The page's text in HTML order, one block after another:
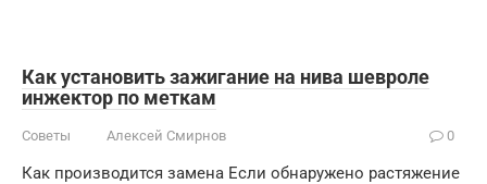
Как установить зажигание на нива шевроле
инжектор по меткам
Советы Алексей Смирнов 0
Как производится замена Если обнаружено растяжение